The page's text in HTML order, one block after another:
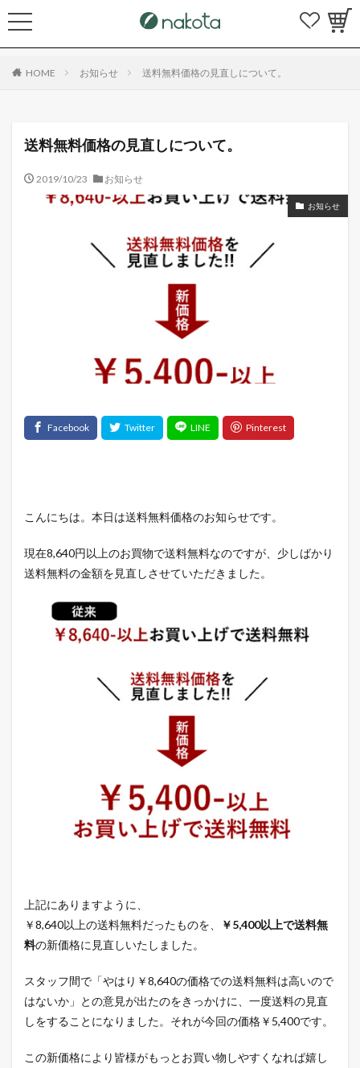
HOME お知らせ 送料無料価格の見直しについて。
送料無料価格の見直しについて。
2019/10/23 お知らせ
お知らせ
こんにちは。本日は送料無料価格のお知らせです。
現在8,640円以上のお買物で送料無料なのですが、少しばかり
送料無料の金額を見直しさせていただきました。
上記にありますように、
￥8,640以上の送料無料だったものを、
￥5,400以上で送料無
料の新価格に見直しいたしました。
スタッフ間で「やはり￥8,640の価格での送料無料は高いので
はないか」との意見が出たのをきっかけに、一度送料の見直
しをすることになりました。それが今回の価格￥5,400です。
この新価格により皆様がもっとお買い物しやすくなれば嬉し